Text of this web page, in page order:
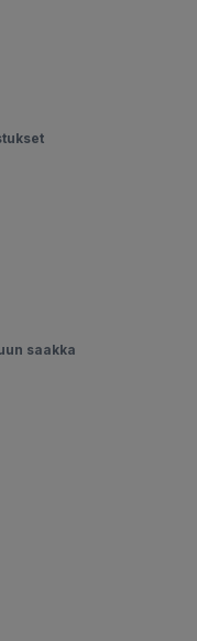
saakka